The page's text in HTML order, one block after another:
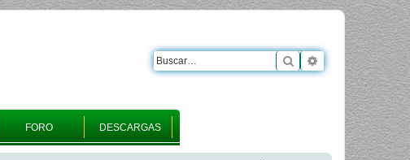
FORO DESCARGAS
Buscar Búsqueda